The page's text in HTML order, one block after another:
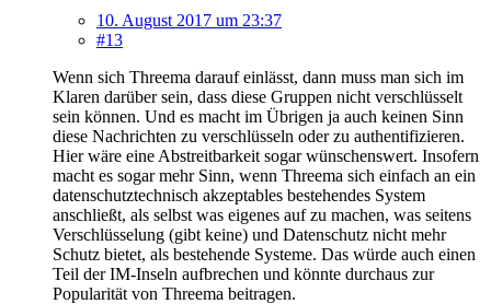
10. August 2017 um 23:37
#13
Wenn sich Threema darauf einlässt, dann muss man sich im
Klaren darüber sein, dass diese Gruppen nicht verschlüsselt
sein können. Und es macht im Übrigen ja auch keinen Sinn
diese Nachrichten zu verschlüsseln oder zu authentifizieren.
Hier wäre eine Abstreitbarkeit sogar wünschenswert. Insofern
macht es sogar mehr Sinn, wenn Threema sich einfach an ein
datenschutztechnisch akzeptables bestehendes System
anschließt, als selbst was eigenes auf zu machen, was seitens
Verschlüsselung (gibt keine) und Datenschutz nicht mehr
Schutz bietet, als bestehende Systeme. Das würde auch einen
Teil der IM-Inseln aufbrechen und könnte durchaus zur
Popularität von Threema beitragen.